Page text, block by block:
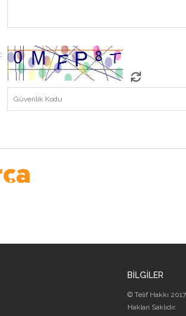
:
BİLGİLER
© Telif Hakkı
Hakları Saklıdır.